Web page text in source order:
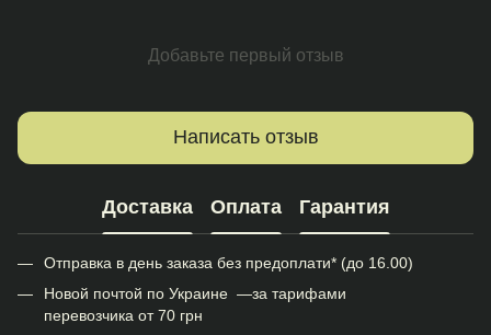
Добавьте первый отзыв
Написать отзыв
Доставка Оплата Гарантия
Отправка в день заказа без предоплати* (до 16.00)
Новой почтой по Украине —за тарифами
перевозчика от 70 грн